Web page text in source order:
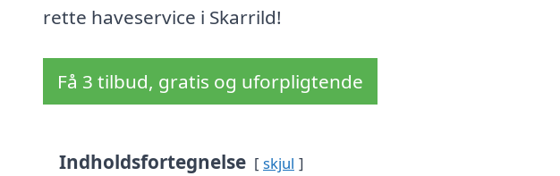
rette haveservice i Skarrild!
Få 3 tilbud, gratis og uforpligtende
Indholdsfortegnelse skjul